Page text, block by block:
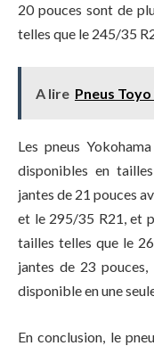
20 pouces sont de
telles que le 245/35
A lire Pneus
Les pneus
disponibles en
jantes de 21 pouces
et le 295/35 R21, et
tailles telles que le
jantes de 23
disponible en une
En conclusion, le